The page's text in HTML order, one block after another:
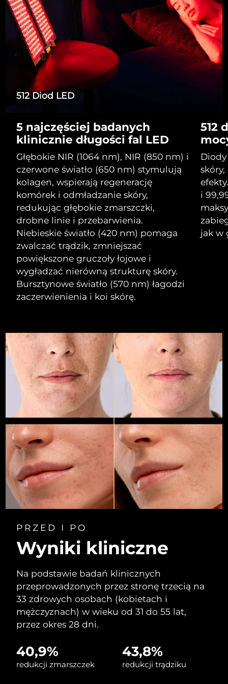
512 Diod LED
5 najczęściej badanych
klinicznie długości fal LED
Głębokie NIR (1064 nm), NIR (850 nm) i
czerwone światło (650 nm) stymulują
kolagen, wspierają regenerację
komórek i odmładzanie skóry,
redukując głębokie zmarszczki,
drobne linie i przebarwienia.
Niebieskie światło (420 nm) pomaga
zwalczać trądzik, zmniejszać
powiększone gruczoły łojowe i
wygładzać nierówną strukturę skóry.
Bursztynowe światło (570 nm) łagodzi
zaczerwienienia i koi skórę.
512
i
jak w
PRZED I PO
Wyniki kliniczne
Na podstawie badań klinicznych
przeprowadzonych przez stronę trzecią na
33 zdrowych osobach (kobietach i
mężczyznach) w wieku od 31 do 55 lat,
przez okres 28 dni.
40,9%
redukcji zmarszczek
43,8%
redukcji trądziku
All revitalizing eye massagers
Advanced pore care essentials
Serum
For healthy hair
issa™ Teeth Whitening Gel
18% PAP
Kosmetyki Mężczyźni
Kupuj
FOREO APP
O NAS
Gibraltar
13/08/2026
Grecja
Oczekiwany czas dostawy
09/08/2026
SRA Hongkong
(Chiny)
Oczekiwany czas dostawy
10/08/2026
Węgry
Islandia
Oczekiwany czas dostawy
10/08/2026
Indonezja
Oczekiwany czas dostawy
07/08/2026
Irlandia
Oczekiwany czas dostawy
09/08/2026
Wyspa Man
Oczekiwany czas dostawy
11/08/2026
Izrael
Oczekiwany czas dostawy
Włochy
Oczekiwany czas dostawy
09/08/2026
Jersey
Oczekiwany czas dostawy
14/08/2026
Kazachstan
Oczekiwany czas dostawy
11/08/2026
Kuwejt
Oczekiwany czas dostawy
09/08/2026
Łotwa
Oczekiwany czas dostawy
09/08/2026
Liban
Oczekiwany czas dostawy
10/08/2026
Litwa
Oczekiwany czas dostawy
09/08/2026
Luksemburg
SRA Makau (Chiny)
Oczekiwany czas dostawy
Malezja
Oczekiwany czas dostawy
12/08/2026
Malta
Oczekiwany czas dostawy
Meksyk